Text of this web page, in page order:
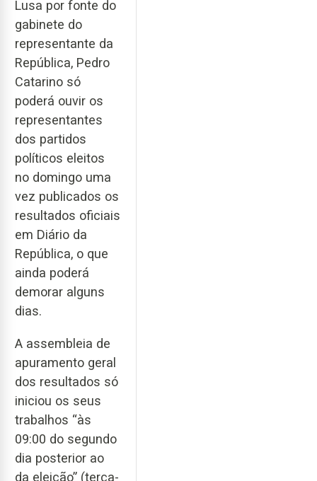
Lusa por fonte do
gabinete do
representante da
República, Pedro
Catarino só
poderá ouvir os
representantes
dos partidos
políticos eleitos
no domingo uma
vez publicados os
resultados oficiais
em Diário da
República, o que
ainda poderá
demorar alguns
dias.
A assembleia de
apuramento geral
dos resultados só
iniciou os seus
trabalhos “às
09:00 do segundo
dia posterior ao
da eleição” (terça-